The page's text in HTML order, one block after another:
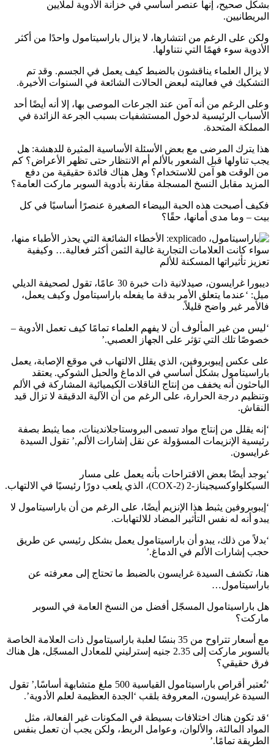
بشكل صحيح، إنها عنصر أساسي في خزانة الأدوية لملايين
البريطانيين.
ولكن على الرغم من انتشارها، لا يزال باراسيتامول واحدًا من أكثر
الأدوية سوء فهمًا التي نتناولها.
لا يزال العلماء يناقشون بالضبط كيف يعمل في الجسم. وقد تم
التشكيك في فعاليته لبعض الحالات الشائعة في السنوات الأخيرة.
وعلى الرغم من أنه آمن عند الجرعات الموصى بها، إلا أنه أيضًا أحد
الأسباب الرئيسية لدخول المستشفيات بسبب الجرعة الزائدة في
المملكة المتحدة.
هذا يترك المرضى مع بعض الأسئلة الأساسية المثيرة للدهشة: هل
يجب تناولها قبل الشعور بالألم أم الانتظار حتى تظهر الأعراض؟ كم
من الوقت هو آمن للاستخدام؟ وهل هناك فائدة حقيقية من دفع
المزيد مقابل النسخ المسجلة مقارنة بأدوية السوبر ماركت العامة؟
فكيف أصبحت هذه الحبة البيضاء الصغيرة عنصرًا أساسيًا في كل
بيت – وما مدى أمانها، حقًا؟
ديبورا غرايسون، صيدلانية ذات خبرة 30 عامًا، تقول لصحيفة الديلي
ميل: ‘عندما يتعلق الأمر بدقة ما يفعله باراسيتامول وكيف يعمل،
فالأمر غير واضح قليلاً.
‘ليس من غير المألوف أن لا يفهم العلماء تمامًا كيف تعمل الأدوية –
خصوصًا تلك التي تؤثر على الجهاز العصبي.’
على عكس إيبوبروفين، الذي يقلل الالتهاب في موقع الإصابة، يعمل
باراسيتامول بشكل أساسي في الدماغ والحبل الشوكي. يعتقد
الباحثون أنه يخفف من إنتاج الناقلات الكيميائية المشاركة في الألم
وتنظيم درجة الحرارة، على الرغم من أن الآلية الدقيقة لا تزال قيد
النقاش.
‘إنه يقلل من إنتاج مواد تسمى البروستاجلاندينات، مما يثبط بصفة
رئيسية الإنزيمات المسؤولة عن نقل إشارات الألم,’ تقول السيدة
غرايسون.
‘يوجد أيضًا بعض الاقتراحات بأنه يعمل على مسار
السيكلواوكسيجيناز-2 (COX-2)، الذي يلعب دورًا رئيسيًا في الالتهاب.
‘إيبوبروفين يثبط هذا الإنزيم أيضًا، على الرغم من أن باراسيتامول لا
يبدو أنه له نفس التأثير المضاد للالتهابات.
‘بدلاً من ذلك، يبدو أن باراسيتامول يعمل بشكل رئيسي عن طريق
حجب إشارات الألم في الدماغ.’
هنا، تكشف السيدة غرايسون بالضبط ما تحتاج إلى معرفته عن
باراسيتامول…
هل باراسيتامول المسجّل أفضل من النسخ العامة في السوبر
ماركت؟
مع أسعار تتراوح من 35 بنسًا لعلبة باراسيتامول ذات العلامة الخاصة
بالسوبر ماركت إلى 2.35 جنيه إسترليني للمعادل المسجّل، هل هناك
فرق حقيقي؟
‘تُعتبر أقراص باراسيتامول القياسية 500 ملغ متشابهة أساسًا,’ تقول
السيدة غرايسون، المعروفة بلقب ‘الجدة العظيمة لعلم الأدوية’.
‘قد تكون هناك اختلافات بسيطة في المكونات غير الفعالة، مثل
المواد المالئة، والألوان، وعوامل الربط، ولكن يجب أن تعمل بنفس
الطريقة تمامًا.’